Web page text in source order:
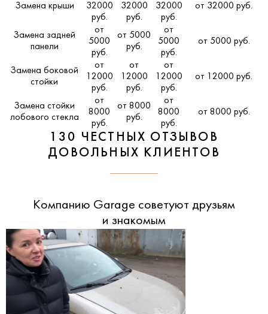
Замена крыши
32000
руб.
32000
руб.
32000
руб.
от 32000 руб.
Замена задней
панели
от
5000
руб.
от 5000
руб.
от
5000
руб.
от 5000 руб.
Замена боковой
стойки
от
12000
руб.
от
12000
руб.
от
12000
руб.
от 12000 руб.
Замена стойки
лобового стекла
от
8000
руб.
от 8000
руб.
от
8000
руб.
от 8000 руб.
130 ЧЕСТНЫХ ОТЗЫВОВ
ДОВОЛЬНЫХ КЛИЕНТОВ
Компанию Garage советуют друзьям
и знакомым